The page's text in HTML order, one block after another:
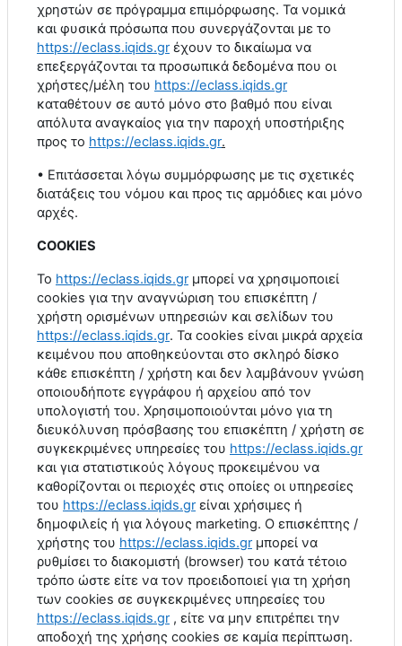
χρηστών σε πρόγραμμα επιμόρφωσης. Τα νομικά
και φυσικά πρόσωπα που συνεργάζονται με το
https://eclass.iqids.grέχουν το δικαίωμα να
επεξεργάζονται τα προσωπικά δεδομένα που οι
χρήστες/μέλη του https://eclass.iqids.gr
καταθέτουν σε αυτό μόνο στο βαθμό που είναι
απόλυτα αναγκαίος για την παροχή υποστήριξης
προς το https://eclass.iqids.gr.
• Επιτάσσεται λόγω συμμόρφωσης με τις σχετικές
διατάξεις του νόμου και προς τις αρμόδιες και μόνο
αρχές.
COOKIES
Το https://eclass.iqids.grμπορεί να χρησιμοποιεί
cookies για την αναγνώριση του επισκέπτη /
χρήστη ορισμένων υπηρεσιών και σελίδων του
https://eclass.iqids.gr. Τα cookies είναι μικρά αρχεία
κειμένου που αποθηκεύονται στο σκληρό δίσκο
κάθε επισκέπτη / χρήστη και δεν λαμβάνουν γνώση
οποιουδήποτε εγγράφου ή αρχείου από τον
υπολογιστή του. Χρησιμοποιούνται μόνο για τη
διευκόλυνση πρόσβασης του επισκέπτη / χρήστη σε
συγκεκριμένες υπηρεσίες του https://eclass.iqids.gr
και για στατιστικούς λόγους προκειμένου να
καθορίζονται οι περιοχές στις οποίες οι υπηρεσίες
του https://eclass.iqids.grείναι χρήσιμες ή
δημοφιλείς ή για λόγους marketing. Ο επισκέπτης /
χρήστης του https://eclass.iqids.grμπορεί να
ρυθμίσει το διακομιστή (browser) του κατά τέτοιο
τρόπο ώστε είτε να τον προειδοποιεί για τη χρήση
των cookies σε συγκεκριμένες υπηρεσίες του
https://eclass.iqids.gr, είτε να μην επιτρέπει την
αποδοχή της χρήσης cookies σε καμία περίπτωση.